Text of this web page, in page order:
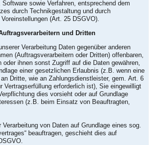
sowie Verfahren, entsprechend dem
durch Technikgestaltung und durch
(Art. 25 DSGVO).
und Dritten
Verarbeitung Daten gegenüber anderen
(Auftragsverarbeitern oder Dritten) offenbaren,
ihnen sonst Zugriff auf die Daten gewähren,
einer gesetzlichen Erlaubnis (z.B. wenn eine
Dritte, wie an Zahlungsdienstleister, gem. Art. 6
Vertragserfüllung erforderlich ist), Sie eingewilligt
dies vorsieht oder auf Grundlage
(z.B. beim Einsatz von Beauftragten,
von Daten auf Grundlage eines sog.
beauftragen, geschieht dies auf